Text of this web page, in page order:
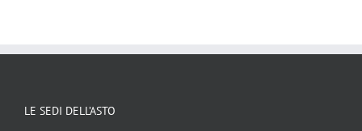
LE SEDI DELL’ASTO